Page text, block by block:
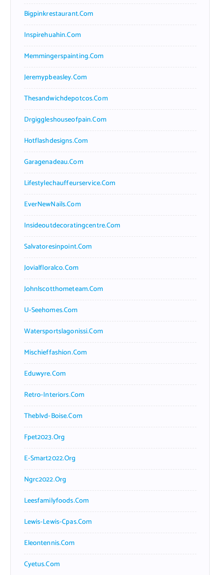
Bigpinkrestaurant.com
Inspirehuahin.com
Memmingerspainting.com
Jeremypbeasley.com
Thesandwichdepotcos.com
Drgiggleshouseofpain.com
Hotflashdesigns.com
Garagenadeau.com
Lifestylechauffeurservice.com
EverNewNails.com
Insideoutdecoratingcentre.com
Salvatoresinpoint.com
Jovialfloralco.com
Johnlscotthometeam.com
U-Seehomes.com
Watersportslagonissi.com
Mischieffashion.com
Eduwyre.com
Retro-Interiors.com
Theblvd-Boise.com
Fpet2023.org
E-Smart2022.org
Ngrc2022.org
Leesfamilyfoods.com
Lewis-Lewis-Cpas.com
Eleontennis.com
Cyetus.com